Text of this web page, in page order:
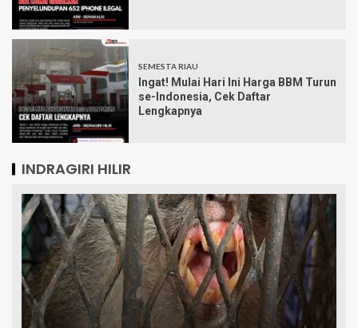
SEMESTA RIAU
Ingat! Mulai Hari Ini Harga BBM Turun
se-Indonesia, Cek Daftar
Lengkapnya
INDRAGIRI HILIR